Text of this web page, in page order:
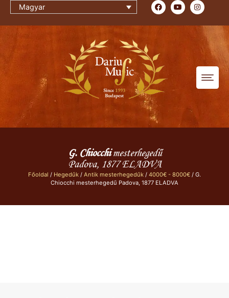
Magyar
G. Chiocchimesterhegedű
Padova, 1877 ELADVA
Főoldal / Hegedűk / Antik mesterhegedűk / 4000€ - 8000€ / G.
Chiocchi mesterhegedű Padova, 1877 ELADVA